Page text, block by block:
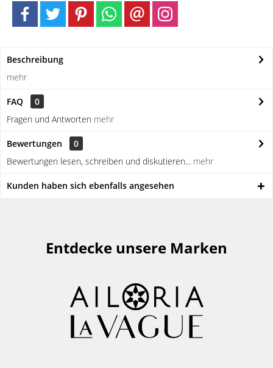
Beschreibung
mehr
FAQ
0
Fragen und Antworten mehr
Bewertungen
0
Bewertungen lesen, schreiben und diskutieren... mehr
Kunden haben sich ebenfalls angesehen
Entdecke unsere Marken